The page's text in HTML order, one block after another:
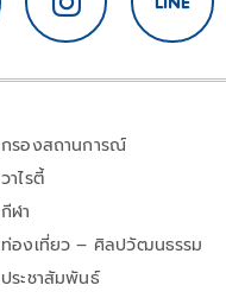
กรองสถานการณ์
วาไรตี้
กีฬา
ท่องเที่ยว – ศิลปวัฒนธรรม
ประชาสัมพันธ์